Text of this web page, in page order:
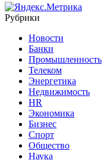
Рубрики
Новости
Банки
Промышленность
Телеком
Энергетика
Недвижимость
HR
Экономика
Бизнес
Спорт
Общество
Наука